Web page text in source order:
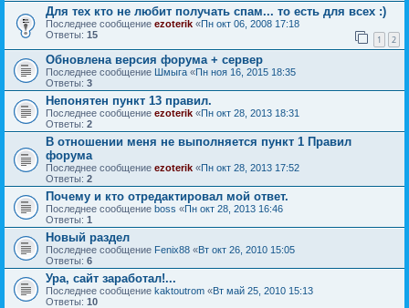
Для тех кто не любит получать спам... то есть для всех :)
Последнее сообщение ezoterik «Пн окт 06, 2008 17:18
Ответы: 15 1 2
Обновлена версия форума + сервер
Последнее сообщение Шмыга «Пн ноя 16, 2015 18:35
Ответы: 3
Непонятен пункт 13 правил.
Последнее сообщение ezoterik «Пн окт 28, 2013 18:31
Ответы: 2
В отношении меня не выполняется пункт 1 Правил
форума
Последнее сообщение ezoterik «Пн окт 28, 2013 17:52
Ответы: 2
Почему и кто отредактировал мой ответ.
Последнее сообщение boss «Пн окт 28, 2013 16:46
Ответы: 1
Новый раздел
Последнее сообщение Fenix88 «Вт окт 26, 2010 15:05
Ответы: 6
Ура, сайт заработал!...
Последнее сообщение kaktoutrom «Вт май 25, 2010 15:13
Ответы: 10